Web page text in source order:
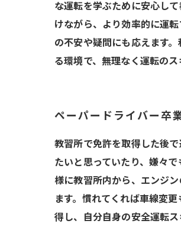
な運転を学ぶために安心し
けながら、より効率的に運
の不安や疑問にも応えます
る環境で、無理なく運転の
ペーパードライバー卒
教習所で免許を取得した後
たいと思っていたり、嫌々
様に教習所内から、エンジ
ます。慣れてくれば車線変
得し、自分自身の安全運転